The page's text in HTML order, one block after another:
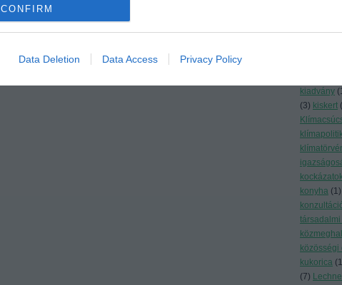
CONFIRM
Data Deletion Data Access Privacy Policy
Gergely (1
kiadvány (
(3) kiskert (
konyha (1)
közösségi
kukorica (1
(7)